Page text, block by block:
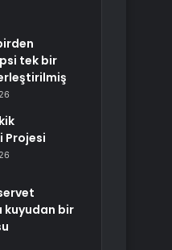
tek bir
Projesi
kuyudan bir